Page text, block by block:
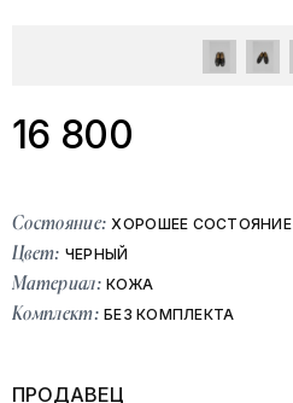
16 800
Состояние: ХОРОШЕЕ СОСТОЯНИЕ
Цвет: ЧЕРНЫЙ
Материал: КОЖА
Комплект: БЕЗ КОМПЛЕКТА
ПРОДАВЕЦ